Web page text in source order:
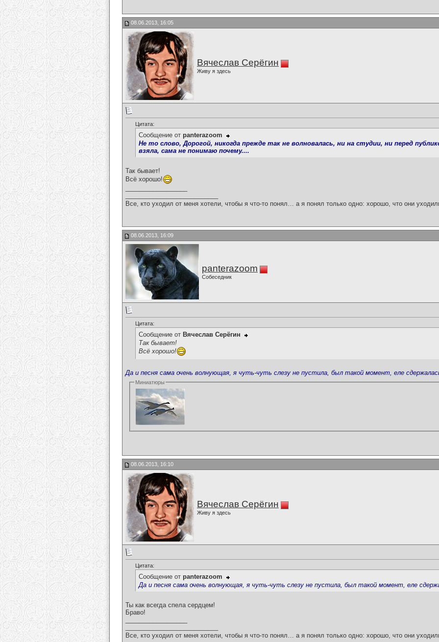
08.06.2013, 16:05
Вячеслав Серёгин
Живу я здесь
Цитата:
Сообщение от panterazoom
Не то слово, Дорогой, никогда прежде так не волновалась, ни на студии, ни перед
взяла, сама не понимаю почему....
Так бывает!
Всё хорошо!
Все, кто уходил от меня хотели, чтобы я что-то понял… а я понял только одно: хорошо, что они
08.06.2013, 16:09
panterazoom
Собеседник
Цитата:
Сообщение от Вячеслав Серёгин
Так бывает!
Всё хорошо!
Да и песня сама очень волнующая, я чуть-чуть слезу не пустила, был такой момент, еле
Миниатюры
08.06.2013, 16:10
Вячеслав Серёгин
Живу я здесь
Цитата:
Сообщение от panterazoom
Да и песня сама очень волнующая, я чуть-чуть слезу не пустила, был такой момент, еле
Ты как всегда спела сердцем!
Браво!
Все, кто уходил от меня хотели, чтобы я что-то понял… а я понял только одно: хорошо, что они